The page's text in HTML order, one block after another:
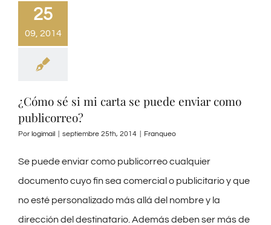
25
09, 2014
¿Cómo sé si mi carta se puede enviar como
publicorreo?
Por logimail septiembre 25th, 2014 Franqueo
Se puede enviar como publicorreo cualquier
documento cuyo fin sea comercial o publicitario y que
no esté personalizado más allá del nombre y la
dirección del destinatario. Además deben ser más de